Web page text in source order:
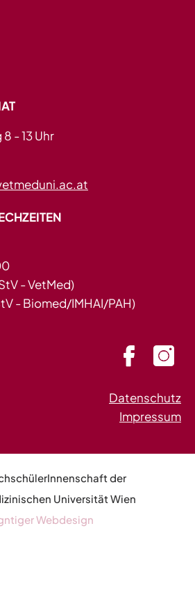
- 13 Uhr
- VetMed)
- Biomed/IMHAI/PAH)
Datenschutz
Impressum
der
Universität Wien
Webdesign